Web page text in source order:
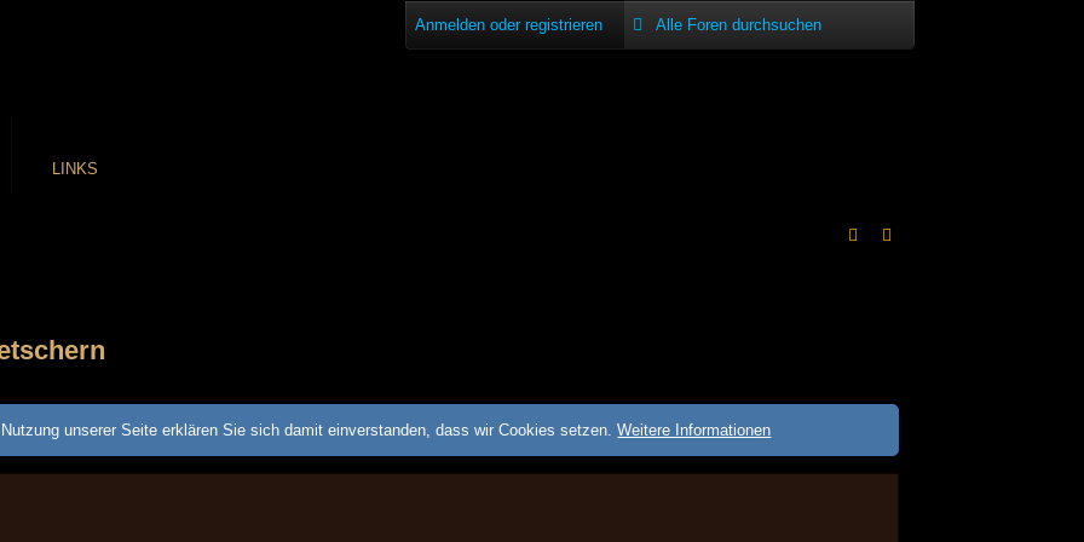
Anmelden oder registrieren
LINKS
unserer Seite erklären Sie sich damit einverstanden, dass wir Cookies setzen.Weitere Informationen